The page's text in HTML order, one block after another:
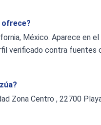
ofrece?
México. Aparece en
verificado contra fuentes
Zona Centro , 22700